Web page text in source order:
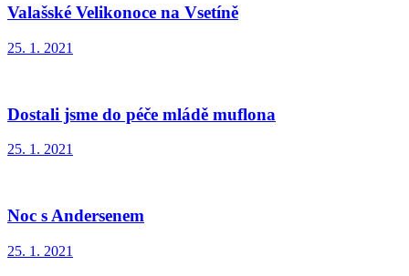
Valašské Velikonoce na Vsetíně
25. 1. 2021
Dostali jsme do péče mládě muflona
25. 1. 2021
Noc s Andersenem
25. 1. 2021